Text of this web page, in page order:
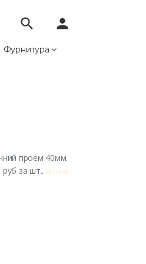
Фурнитура
search person
проем 40мм.
за шт.. Читать